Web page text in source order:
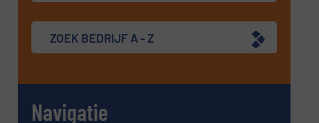
ZOEK BEDRIJF A - Z
Navigatie